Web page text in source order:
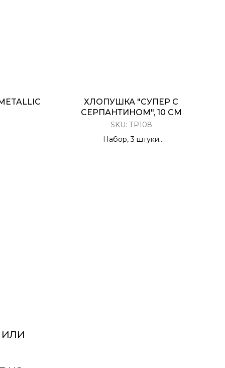
ХЛОПУШКА "СУПЕР С
СЕРПАНТИНОМ", 10 СМ
SKU: ТР108
Набор, 3 штуки